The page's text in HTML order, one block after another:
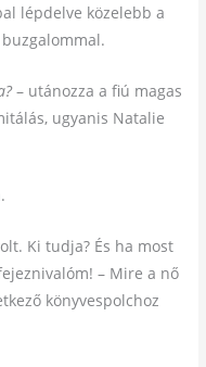
lépdelve közelebb a
– utánozza a fiú magas
ugyanis Natalie
Ki tudja? És ha most
– Mire a nő
könyvespolchoz